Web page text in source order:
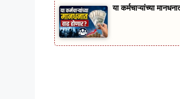
या कर्मचाऱ्यांच्या